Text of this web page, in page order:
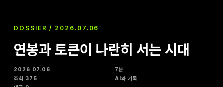
DOSSIER / 2026.07.06
연봉과 토큰이 나란히 서는 시대
2026.07.06
7분
조회 375
AI와 기록